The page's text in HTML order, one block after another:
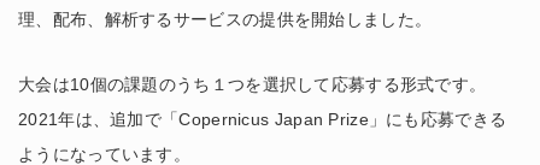
理、配布、解析するサービスの提供を開始しました。
大会は10個の課題のうち１つを選択して応募する形式です。
2021年は、追加で「Copernicus Japan Prize」にも応募できる
ようになっています。